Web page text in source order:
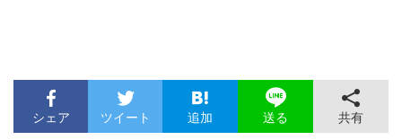
シェア ツイート 追加 送る 共有